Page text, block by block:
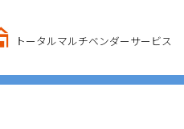
トータルマルチベンダーサービス